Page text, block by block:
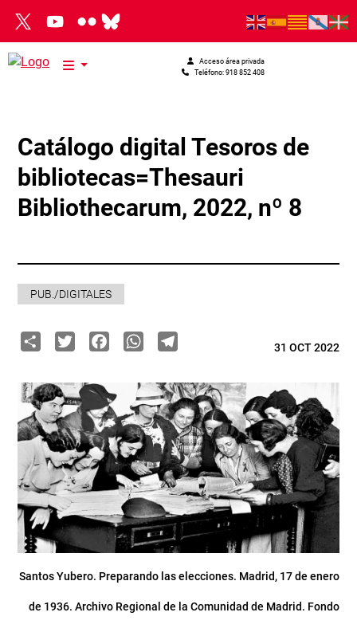
Teléfono: 918 852 408
Acceso área privada
Catálogo digital Tesoros de
bibliotecas=Thesauri
Bibliothecarum, 2022, nº 8
PUB./DIGITALES
ShareTwitterFacebook
WhatsApp
Telegram31 OCT 2022
Santos Yubero. Preparando las elecciones. Madrid, 17 de enero
de 1936. Archivo Regional de la Comunidad de Madrid. Fondo